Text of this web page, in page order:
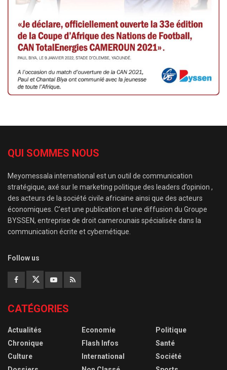
QUI SOMMES NOUS
Meyomessala international est un outil de communication
stratégique, axé sur le marketing politique des leaders d’opinion ,
des acteurs de la société civile africaine ainsi que des acteurs
économiques. C’est une publication et une diffusion du Groupe
BYSSEN, entreprise de droit camerounais spécialisée dans la
communication écrite et cybernétique.
Follow us
CATÉGORIES
Actualités
Chronique
Culture
Economie
Flash Infos
International
Politique
Santé
Société